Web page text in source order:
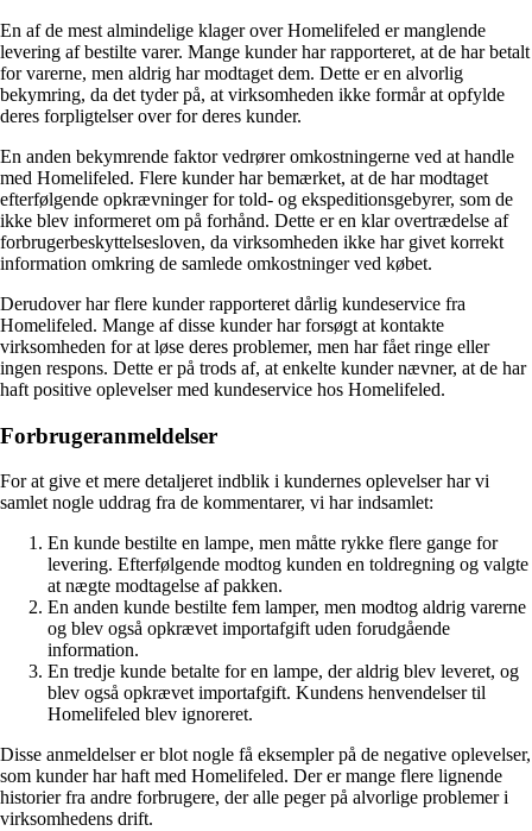
En af de mest almindelige klager over Homelifeled er manglende
levering af bestilte varer. Mange kunder har rapporteret, at de har betalt
for varerne, men aldrig har modtaget dem. Dette er en alvorlig
bekymring, da det tyder på, at virksomheden ikke formår at opfylde
deres forpligtelser over for deres kunder.
En anden bekymrende faktor vedrører omkostningerne ved at handle
med Homelifeled. Flere kunder har bemærket, at de har modtaget
efterfølgende opkrævninger for told- og ekspeditionsgebyrer, som de
ikke blev informeret om på forhånd. Dette er en klar overtrædelse af
forbrugerbeskyttelsesloven, da virksomheden ikke har givet korrekt
information omkring de samlede omkostninger ved købet.
Derudover har flere kunder rapporteret dårlig kundeservice fra
Homelifeled. Mange af disse kunder har forsøgt at kontakte
virksomheden for at løse deres problemer, men har fået ringe eller
ingen respons. Dette er på trods af, at enkelte kunder nævner, at de har
haft positive oplevelser med kundeservice hos Homelifeled.
Forbrugeranmeldelser
For at give et mere detaljeret indblik i kundernes oplevelser har vi
samlet nogle uddrag fra de kommentarer, vi har indsamlet:
En kunde bestilte en lampe, men måtte rykke flere gange for
levering. Efterfølgende modtog kunden en toldregning og valgte
at nægte modtagelse af pakken.
En anden kunde bestilte fem lamper, men modtog aldrig varerne
og blev også opkrævet importafgift uden forudgående
information.
En tredje kunde betalte for en lampe, der aldrig blev leveret, og
blev også opkrævet importafgift. Kundens henvendelser til
Homelifeled blev ignoreret.
Disse anmeldelser er blot nogle få eksempler på de negative oplevelser,
som kunder har haft med Homelifeled. Der er mange flere lignende
historier fra andre forbrugere, der alle peger på alvorlige problemer i
virksomhedens drift.